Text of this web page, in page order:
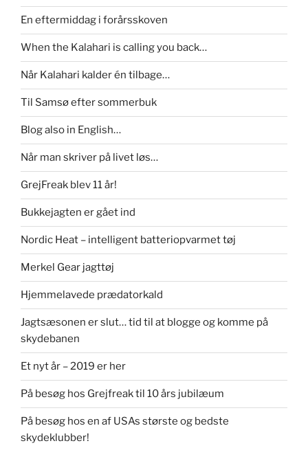
En eftermiddag i forårsskoven
When the Kalahari is calling you back…
Når Kalahari kalder én tilbage…
Til Samsø efter sommerbuk
Blog also in English…
Når man skriver på livet løs…
GrejFreak blev 11 år!
Bukkejagten er gået ind
Nordic Heat – intelligent batteriopvarmet tøj
Merkel Gear jagttøj
Hjemmelavede prædatorkald
Jagtsæsonen er slut… tid til at blogge og komme på
skydebanen
Et nyt år – 2019 er her
På besøg hos Grejfreak til 10 års jubilæum
På besøg hos en af USAs største og bedste
skydeklubber!